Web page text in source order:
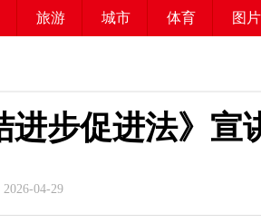
旅游 城市 体育 图片
步促进法》宣
04-29